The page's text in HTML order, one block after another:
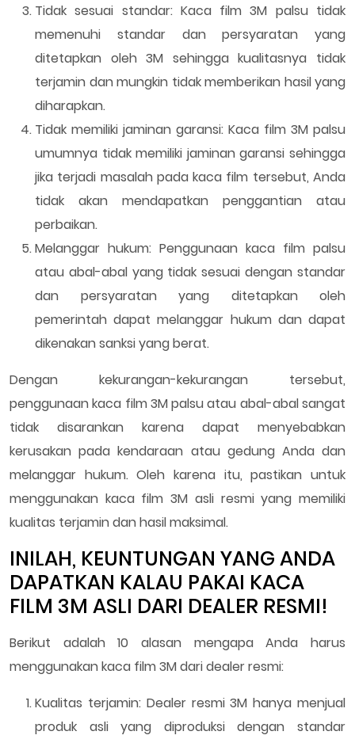
Tidak sesuai standar: Kaca film 3M palsu tidak
memenuhi standar dan persyaratan yang
ditetapkan oleh 3M sehingga kualitasnya tidak
terjamin dan mungkin tidak memberikan hasil yang
diharapkan.
Tidak memiliki jaminan garansi: Kaca film 3M palsu
umumnya tidak memiliki jaminan garansi sehingga
jika terjadi masalah pada kaca film tersebut, Anda
tidak akan mendapatkan penggantian atau
perbaikan.
Melanggar hukum: Penggunaan kaca film palsu
atau abal-abal yang tidak sesuai dengan standar
dan persyaratan yang ditetapkan oleh
pemerintah dapat melanggar hukum dan dapat
dikenakan sanksi yang berat.
Dengan kekurangan-kekurangan tersebut,
penggunaan kaca film 3M palsu atau abal-abal sangat
tidak disarankan karena dapat menyebabkan
kerusakan pada kendaraan atau gedung Anda dan
melanggar hukum. Oleh karena itu, pastikan untuk
menggunakan kaca film 3M asli resmi yang memiliki
kualitas terjamin dan hasil maksimal.
INILAH, KEUNTUNGAN YANG ANDA
DAPATKAN KALAU PAKAI KACA
FILM 3M ASLI DARI DEALER RESMI!
Berikut adalah 10 alasan mengapa Anda harus
menggunakan kaca film 3M dari dealer resmi:
Kualitas terjamin: Dealer resmi 3M hanya menjual
produk asli yang diproduksi dengan standar